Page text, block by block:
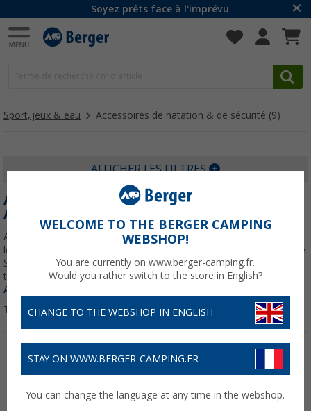
Soyez prêts face à l'imprévu
Sport, jeux & eau Accessoires de natation & de sécurité (9)
AFFICHER LES FILTRES
ACCESSOIRES DE NATATION ET SÉCURITÉ
AQUATIQUE
Aller à l'eau en camping demande le bon matériel : brassards pour
les tout-petits, gilets de sauvetage aux normes CE pour la mer et le
SUP, lunettes de piscine pour ne pas piquer les yeux, palmes et
tubas pour la découverte du fond. ChezEn savoir plus sur
Accessoires de natation & de sécurité
Trier par :
WELCOME TO THE BERGER CAMPING
WEBSHOP!
You are currently on www.berger-camping.fr.
Would you rather switch to the store in English?
CHANGE TO THE WEBSHOP IN ENGLISH
STAY ON WWW.BERGER-CAMPING.FR
You can change the language at any time in the webshop.